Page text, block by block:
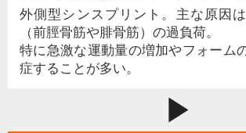
外側型シンスプリント。主な原因
（前脛骨筋や腓骨筋）の過負荷。
特に急激な運動量の増加やフォーム
症することが多い。
play_arrow